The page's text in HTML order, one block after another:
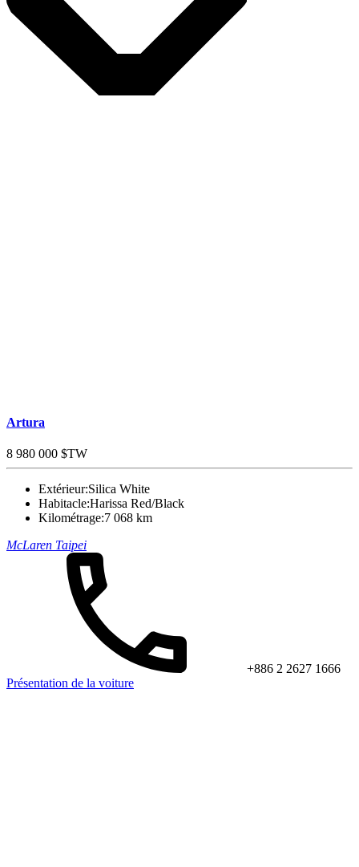
Artura
8 980 000 $TW
Extérieur:Silica White
Habitacle:Harissa Red/Black
Kilométrage:7 068 km
McLaren Taipei
+886 2 2627 1666
Présentation de la voiture